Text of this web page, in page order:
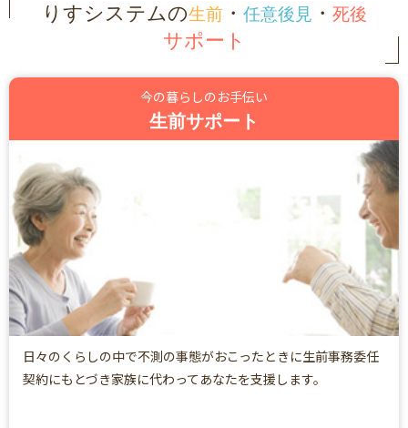
りすシステムの生前・ 任意後見 ・ 死後
サポート
今の暮らしのお手伝い
生前サポート
日々のくらしの中で不測の事態がおこったときに生前事務委任
契約にもとづき家族に代わってあなたを支援します。